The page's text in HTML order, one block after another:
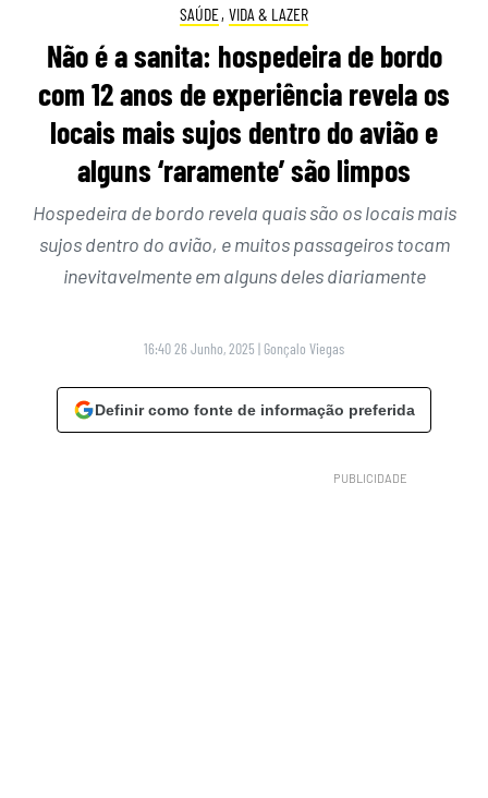
SAÚDE, VIDA & LAZER
Não é a sanita: hospedeira de bordo
com 12 anos de experiência revela os
locais mais sujos dentro do avião e
alguns ‘raramente’ são limpos
Hospedeira de bordo revela quais são os locais mais
sujos dentro do avião, e muitos passageiros tocam
inevitavelmente em alguns deles diariamente
16:40 26 Junho, 2025 | Gonçalo Viegas
Definir como fonte de informação preferida